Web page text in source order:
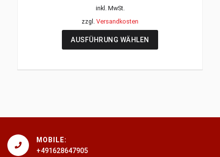
inkl. MwSt.
zzgl. Versandkosten
AUSFÜHRUNG WÄHLEN
MOBILE:
+491628647905